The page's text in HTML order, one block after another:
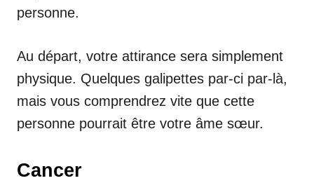
personne.
Au départ, votre attirance sera simplement
physique. Quelques galipettes par-ci par-là,
mais vous comprendrez vite que cette
personne pourrait être votre âme sœur.
Cancer